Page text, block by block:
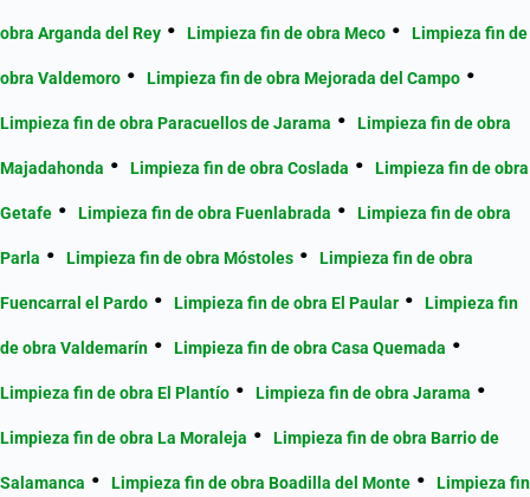
obra Arganda del Rey Limpieza fin de obra Meco Limpieza fin de
obra Valdemoro Limpieza fin de obra Mejorada del Campo
Limpieza fin de obra Paracuellos de Jarama Limpieza fin de obra
Majadahonda Limpieza fin de obra Coslada Limpieza fin de obra
Getafe Limpieza fin de obra Fuenlabrada Limpieza fin de obra
Parla Limpieza fin de obra Móstoles Limpieza fin de obra
Fuencarral el Pardo Limpieza fin de obra El Paular Limpieza fin
de obra Valdemarín Limpieza fin de obra Casa Quemada
Limpieza fin de obra El Plantío Limpieza fin de obra Jarama
Limpieza fin de obra La Moraleja Limpieza fin de obra Barrio de
Salamanca Limpieza fin de obra Boadilla del Monte Limpieza fin